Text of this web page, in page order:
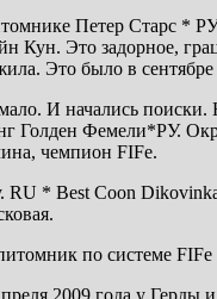
Петер Старс * РУ
Кун. Это задорное,
Это было в сентябре
И начались
Фемели*РУ.
чемпион FIFe.
RU * Best Coon
по системе
2009 года у Герды